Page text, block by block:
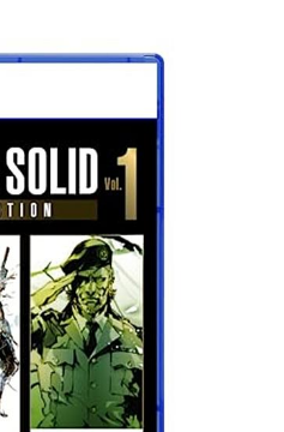
ス PlayStation 2 the Best